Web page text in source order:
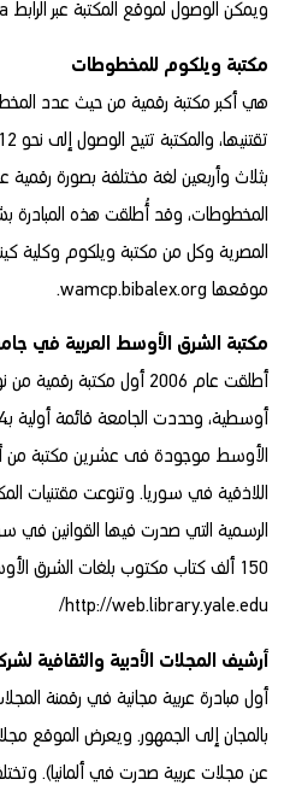
ويمكن الوصول لموقع المكتبة عبر الرابط
مكتبة ويلكوم للمخطوطات
هي أكبر مكتبة رقمية من حيث عدد
بثلاث وأربعين لغة مختلفة بصورة
المخطوطات، وقد أُطلقت هذه المبادرة
المصرية وكل من مكتبة ويلكوم وكلية
موقعها wamcp.bibalex.org
.
مكتبة الشرق الأوسط العربية في
أطلقت عام 2006 أول
الأوسط موجودة فى عشرين مكتبة من
اللاذقية في سوريا. وتنوعت مقتنيات
الرسمية التي صدرت فيها القوانين في
150 ألف كتاب مكتوب بلغات الشرق الأوسط، ويمكن الوصول للمكتبة عبر الموقع
http://web.library.yale.edu
/
أرشيف المجلات الأدبية والثقافية
أول مبادرة عربية مجانية في رقمنة
بالمجان إلى الجمهور. ويعرض الموقع
عن مجلات عربية صدرت في ألمانيا).